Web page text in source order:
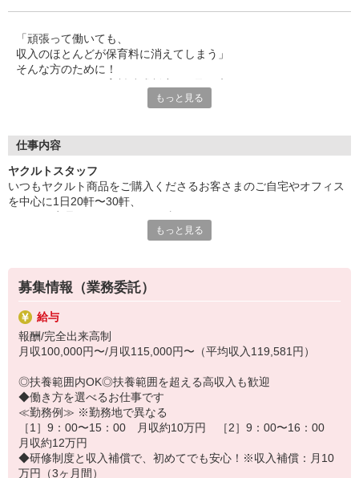
◆商品買取りなし！しっかり稼げます
※12日間の充実の研修あり
収入保障期間：3か月
「頑張って働いても、
収入のほとんどが保育料に消えてしまう」
そんな方のために！
一般の保育園に子どもを預けている方をバックアップ◎
◆急なお休みにもスタッフ同士で快くフォロー
など、働くママの多いヤクルトならではの
仕事×育児のお悩みをスッキリ解決に導きます☆
もっと見る
仕事内容
ヤクルトスタッフ
いつもヤクルト商品をご購入くださるお客さまのご自宅やオフィス
を中心に1日20軒〜30軒、
商品を通じてお客さまとふれあう楽しさ、健康的な生活にお役立ち
す！
〜ヤクルトスタッフの1日〜
2児の母として仕事と家庭の両立をしているHさん。
実際のワークスタイルを、一例としてご紹介いたします！
※時間は地域によって異なります。
8:20 宅配センターに到着、お届けの準備
8:30 朝礼が終わったら出発
13:00 お届け修了、翌日準備、集計作業
14:30お仕事修了
保育所にお子さまを迎えに行って帰宅
もっと見る
募集情報（業務委託）
給与
報酬/完全出来高制
月収100,000円〜/月収115,000円〜（平均収入119,581円）
◎扶養範囲内OK◎扶養範囲を超える高収入も歓迎
◆働き方を選べるお仕事です
≪勤務例≫ ※勤務地で異なる
［1］9：00〜15：00 月収約10万円 ［2］9：00〜16：00
月収約12万円
◆研修制度と収入補償で、初めてでも安心！※収入補償：月10
万円（3ヶ月間）